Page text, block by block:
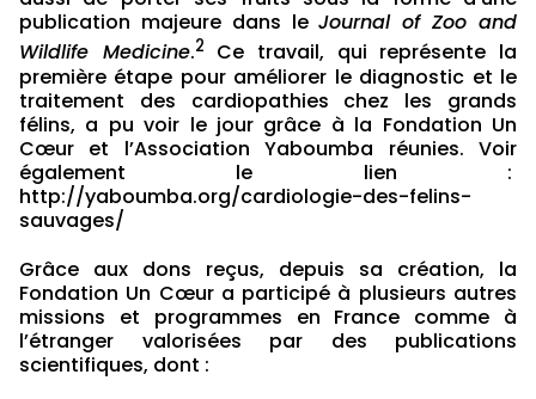
publication majeure dans leJournal of Zoo and
Wildlife Medicine.2
Ce travail, qui représente la
première étape pour améliorer le diagnostic et le
traitement des cardiopathies chez les grands
félins, a pu voir le jour grâce à la Fondation Un
Cœur et l’Association Yaboumba réunies. Voir
également le lien :
http://yaboumba.org/cardiologie-des-felins-
sauvages/
Grâce aux dons reçus, depuis sa création, la
Fondation Un Cœur a participé à plusieurs autres
missions et programmes en France comme à
l’étranger valorisées par des publications
scientifiques, dont :